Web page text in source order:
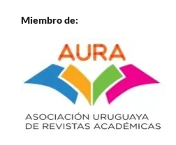
Miembro de: